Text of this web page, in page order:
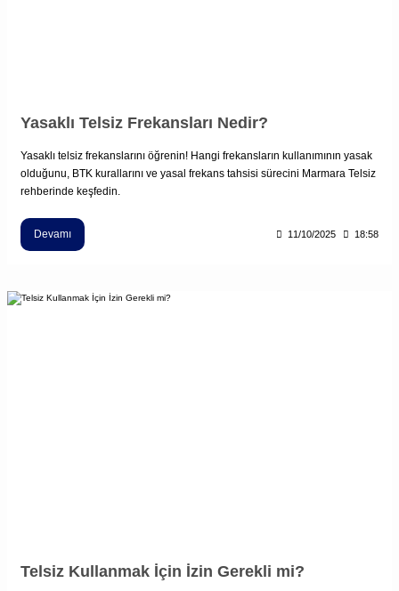
Yasaklı Telsiz Frekansları Nedir?
Yasaklı telsiz frekanslarını öğrenin! Hangi frekansların kullanımının yasak
olduğunu, BTK kurallarını ve yasal frekans tahsisi sürecini Marmara Telsiz
rehberinde keşfedin.
Devamı 11/10/2025 18:58
Telsiz Kullanmak İçin İzin Gerekli mi?